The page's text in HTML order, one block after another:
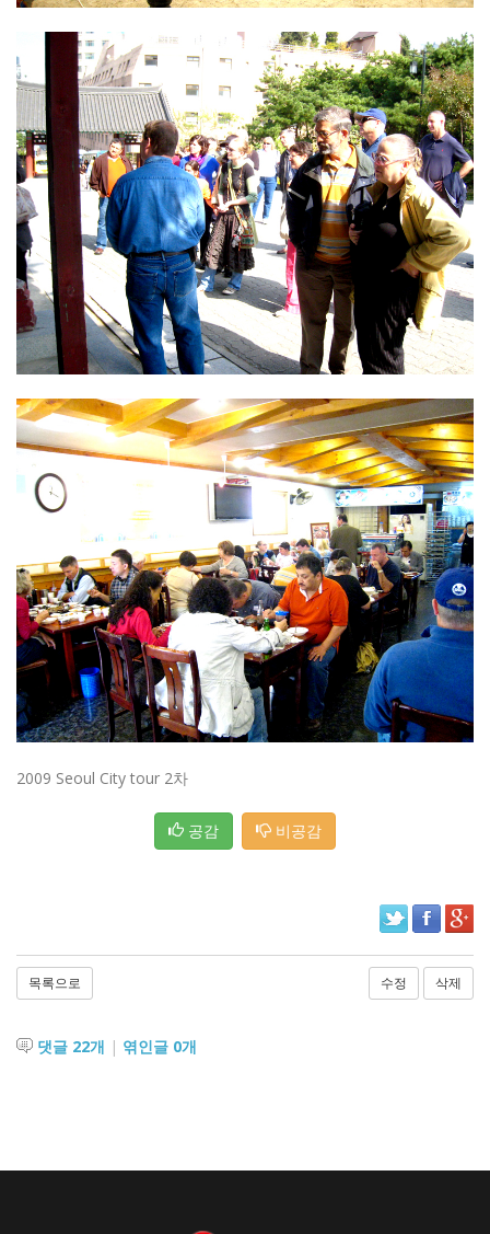
2009 Seoul City tour 2차
공감 비공감
목록으로 수정 삭제
댓글 22개 | 엮인글 0개